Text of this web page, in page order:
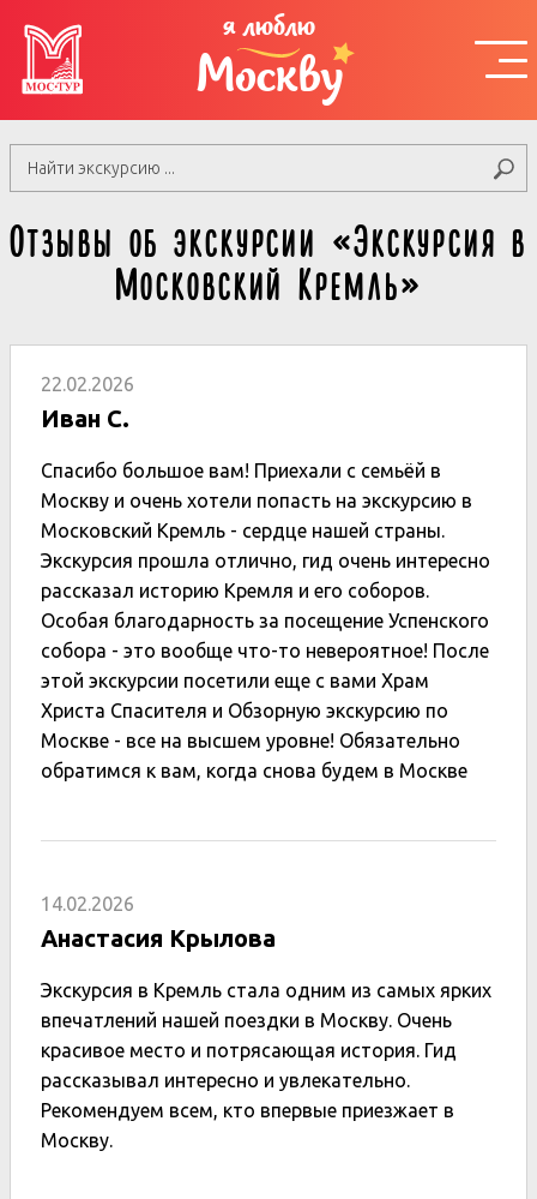
я люблю
Москву
Отзывы об экскурсии «Экскурсия в
Московский Кремль»
22.02.2026
Иван С.
Спасибо большое вам! Приехали с семьёй в
Москву и очень хотели попасть на экскурсию в
Московский Кремль - сердце нашей страны.
Экскурсия прошла отлично, гид очень интересно
рассказал историю Кремля и его соборов.
Особая благодарность за посещение Успенского
собора - это вообще что-то невероятное! После
этой экскурсии посетили еще с вами Храм
Христа Спасителя и Обзорную экскурсию по
Москве - все на высшем уровне! Обязательно
обратимся к вам, когда снова будем в Москве
14.02.2026
Анастасия Крылова
Экскурсия в Кремль стала одним из самых ярких
впечатлений нашей поездки в Москву. Очень
красивое место и потрясающая история. Гид
рассказывал интересно и увлекательно.
Рекомендуем всем, кто впервые приезжает в
Москву.